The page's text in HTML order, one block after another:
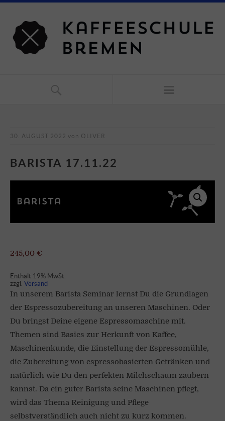
30. AUGUST 2022 von OLIVER
BARISTA 17.11.22
245,00 €
Enthält 19% MwSt.
zzgl. Versand
In unserem Barista Seminar lernst Du die Grundlagen
der Espressozubereitung an unseren Maschinen. Oder
Du bringst Deine eigene Espressomaschine mit.
Themen sind Basics zur Herkunft von Kaffee,
Maschinenkunde, die Einstellung der Espressomühle,
die Zubereitung von espressobasierten Getränken und
natürlich wie Du den perfekten Milchschaum zaubern
kannst. Da ein guter Barista seine Maschinen pflegt,
wird das Thema Reinigung und Pflege
selbstverständlich auch nicht zu kurz kommen.